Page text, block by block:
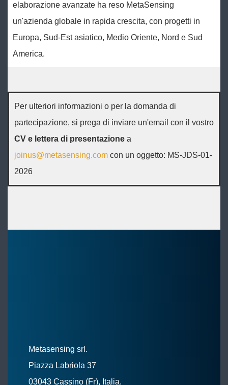
elaborazione avanzate ha reso MetaSensing
un'azienda globale in rapida crescita, con progetti in
Europa, Sud-Est asiatico, Medio Oriente, Nord e Sud
America.
Per ulteriori informazioni o per la domanda di
partecipazione, si prega di inviare un'email con il vostro
CV e lettera di presentazione a
joinus@metasensing.com con un oggetto: MS-JDS-01-
2026
Metasensing srl.
Piazza Labriola 37
03043 Cassino (Fr), Italia.